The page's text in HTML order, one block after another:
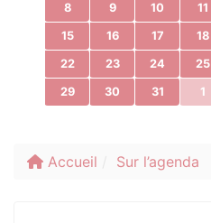
8 9 10 11
15 16 17 18
22 23 24 25
29 30 31 1
Accueil Sur l’agenda